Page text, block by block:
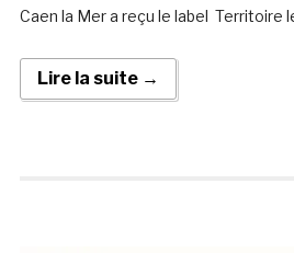
Caen la Mer a reçu le label Territoire
Lire la suite →